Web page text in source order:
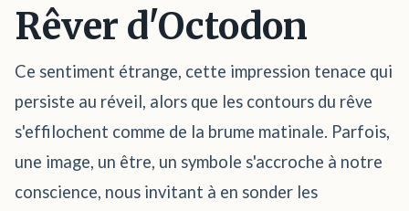
Rêver d'Octodon
Ce sentiment étrange, cette impression tenace qui
persiste au réveil, alors que les contours du rêve
s'effilochent comme de la brume matinale. Parfois,
une image, un être, un symbole s'accroche à notre
conscience, nous invitant à en sonder les